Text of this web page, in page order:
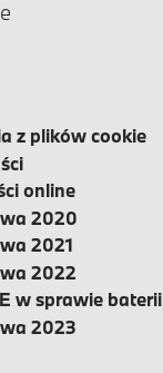
z plików cookie
online
2020
2021
2022
w sprawie baterii
2023